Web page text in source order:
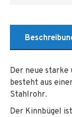
Der neue starke
besteht aus
Stahlrohr.
Der Kinnbügel